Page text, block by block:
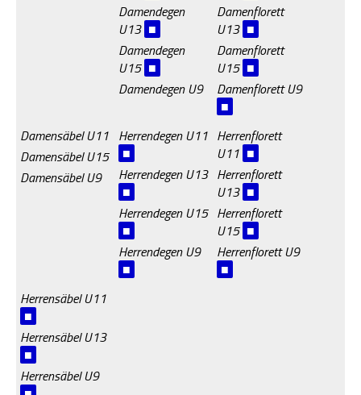
Damendegen
U13 ■
Damendegen
U15 ■
Damendegen U9
Damenflorett
U13 ■
Damenflorett
U15 ■
Damenflorett U9
■
Damensäbel U11
Damensäbel U15
Damensäbel U9
Herrendegen U11
■
Herrendegen U13
■
Herrendegen U15
■
Herrendegen U9
■
Herrenflorett
U11 ■
Herrenflorett
U13 ■
Herrenflorett
U15 ■
Herrenflorett U9
■
Herrensäbel U11
■
Herrensäbel U13
■
Herrensäbel U9